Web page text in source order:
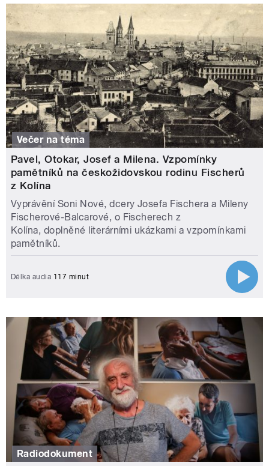
Večer na téma
Pavel, Otokar, Josef a Milena. Vzpomínky
pamětníků na českožidovskou rodinu Fischerů
z Kolína
Vyprávění Soni Nové, dcery Josefa Fischera a Mileny
Fischerové-Balcarové, o Fischerech z
Kolína, doplněné literárními ukázkami a vzpomínkami
pamětníků.
Délka audia 117 minut
Radiodokument